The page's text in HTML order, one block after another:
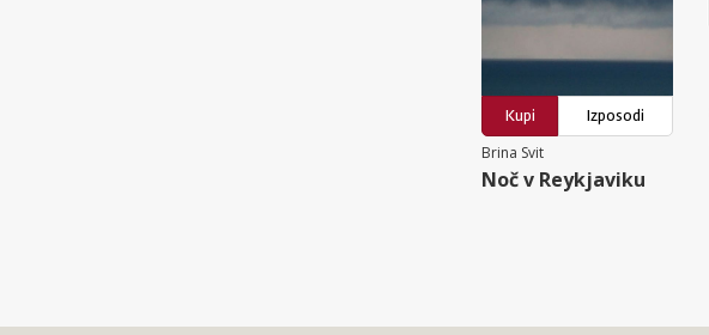
Kupi
Izposodi
Brina Svit
Noč v Reykjaviku